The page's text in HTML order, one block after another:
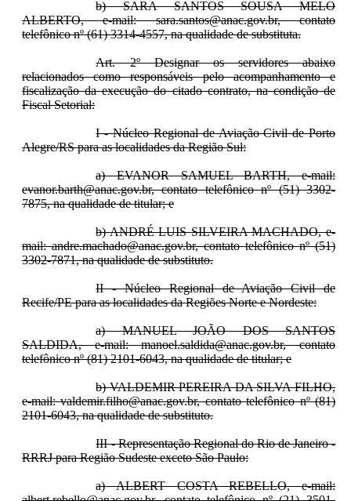
b) SARA SANTOS SOUSA MELO
ALBERTO, e-mail: sara.santos@anac.gov.br, contato
telefônico nº (61) 3314-4557, na qualidade de substituta.
Art. 2º Designar os servidores abaixo
relacionados como responsáveis pelo acompanhamento e
fiscalização da execução do citado contrato, na condição de
Fiscal Setorial:
I - Núcleo Regional de Aviação Civil de Porto
Alegre/RS para as localidades da Região Sul:
a) EVANOR SAMUEL BARTH, e-mail:
evanor.barth@anac.gov.br, contato telefônico nº (51) 3302-
7875, na qualidade de titular; e
b) ANDRÉ LUIS SILVEIRA MACHADO, e-
mail: andre.machado@anac.gov.br, contato telefônico nº (51)
3302-7871, na qualidade de substituto.
II - Núcleo Regional de Aviação Civil de
Recife/PE para as localidades da Regiões Norte e Nordeste:
a) MANUEL JOÃO DOS SANTOS
SALDIDA, e-mail: manoel.saldida@anac.gov.br, contato
telefônico nº (81) 2101-6043, na qualidade de titular; e
b) VALDEMIR PEREIRA DA SILVA FILHO,
e-mail: valdemir.filho@anac.gov.br, contato telefônico nº (81)
2101-6043, na qualidade de substituto.
III - Representação Regional do Rio de Janeiro -
RRRJ para Região Sudeste exceto São Paulo:
a) ALBERT COSTA REBELLO, e-mail: